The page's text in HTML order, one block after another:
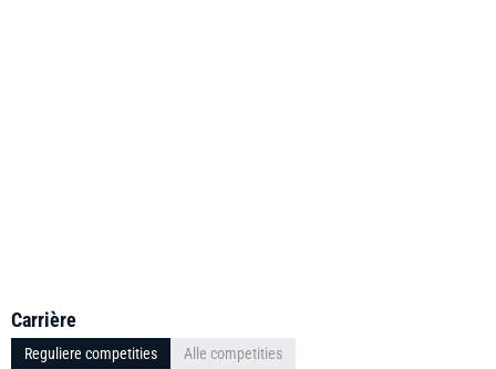
Carrière
Reguliere competities Alle competities